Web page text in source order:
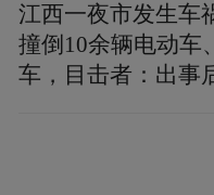
江西一夜市发生车
撞倒10余辆电动车
车，目击者：出事